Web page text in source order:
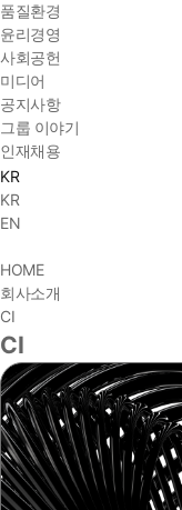
품질환경
윤리경영
사회공헌
미디어
공지사항
그룹 이야기
인재채용
KR
KR
EN
HOME
회사소개
CI
CI